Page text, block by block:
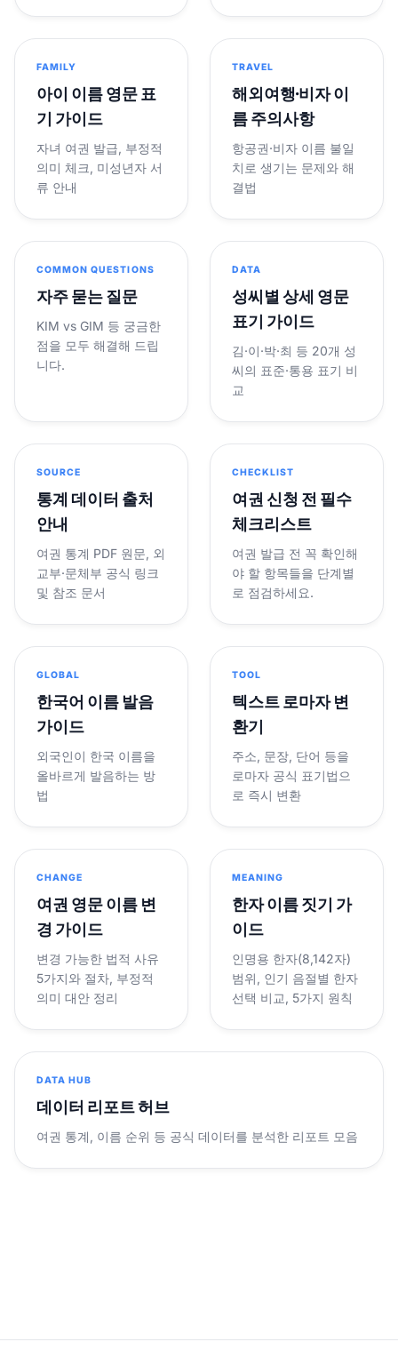
FAMILY
아이 이름 영문 표
기 가이드
자녀 여권 발급, 부정적
의미 체크, 미성년자 서
류 안내
TRAVEL
해외여행·비자 이
름 주의사항
항공권·비자 이름 불일
치로 생기는 문제와 해
결법
COMMON QUESTIONS
자주 묻는 질문
KIM vs GIM 등 궁금한
점을 모두 해결해 드립
니다.
DATA
성씨별 상세 영문
표기 가이드
김·이·박·최 등 20개 성
씨의 표준·통용 표기 비
교
SOURCE
통계 데이터 출처
안내
여권 통계 PDF 원문, 외
교부·문체부 공식 링크
및 참조 문서
CHECKLIST
여권 신청 전 필수
체크리스트
여권 발급 전 꼭 확인해
야 할 항목들을 단계별
로 점검하세요.
GLOBAL
한국어 이름 발음
가이드
외국인이 한국 이름을
올바르게 발음하는 방
법
TOOL
텍스트 로마자 변
환기
주소, 문장, 단어 등을
로마자 공식 표기법으
로 즉시 변환
CHANGE
여권 영문 이름 변
경 가이드
변경 가능한 법적 사유
5가지와 절차, 부정적
의미 대안 정리
MEANING
한자 이름 짓기 가
이드
인명용 한자(8,142자)
범위, 인기 음절별 한자
선택 비교, 5가지 원칙
DATA HUB
데이터 리포트 허브
여권 통계, 이름 순위 등 공식 데이터를 분석한 리포트 모음